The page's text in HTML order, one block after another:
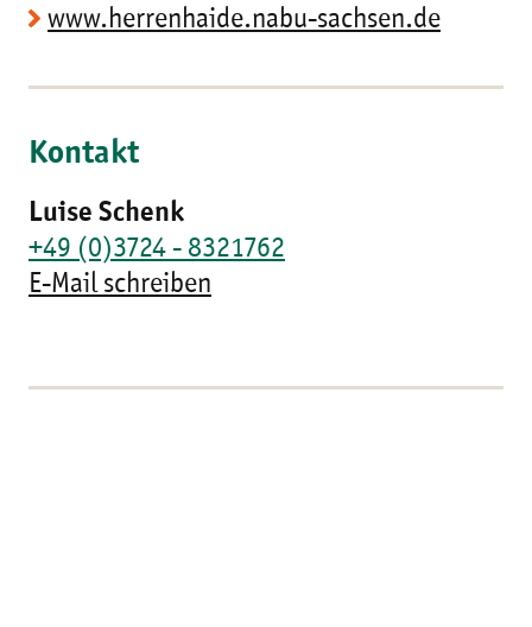
www.herrenhaide.nabu-sachsen.de
Kontakt
Luise Schenk
+49 (0)3724 - 8321762
E-Mail schreiben